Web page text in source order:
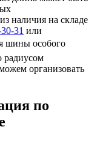
наличия на складе
31 или
шины особого
радиусом
организовать
по